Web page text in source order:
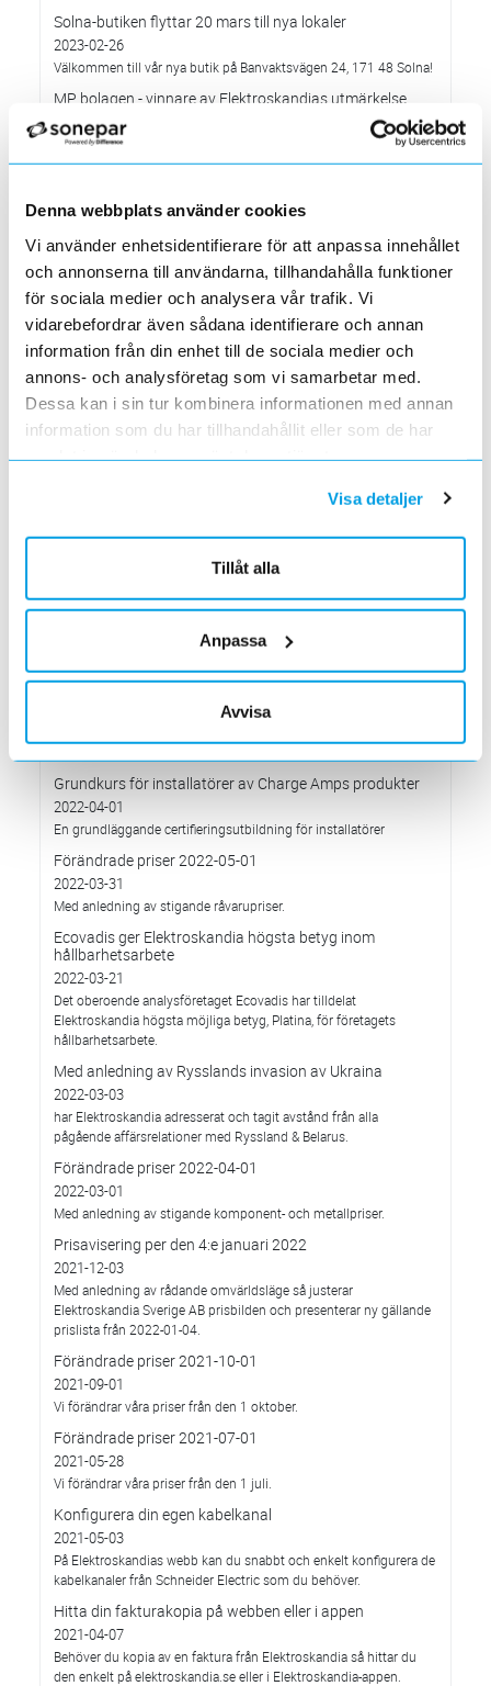
Denna webbplats använder cookies
Vi använder enhetsidentifierare för att anpassa innehållet
och annonserna till användarna, tillhandahålla funktioner
för sociala medier och analysera vår trafik. Vi
vidarebefordrar även sådana identifierare och annan
information från din enhet till de sociala medier och
annons- och analysföretag som vi samarbetar med.
Dessa kan i sin tur kombinera informationen med annan
information som du har tillhandahållit eller som de har
samlat in när du har använt deras tjänster.
Visa detaljer
Tillåt alla
Anpassa
Avvisa
Solna-butiken flyttar 20 mars till nya lokaler
2023-02-26
Välkommen till vår nya butik på Banvaktsvägen 24, 171 48 Solna!
MP bolagen - vinnare av Elektroskandias utmärkelse
2023-02-10
Söndagen den 29 januari mellan 16.00 och c:a 18.30
Elektroskandia – ny Officiell Partner i världens största
fotbollsturnering för ungdomar
2023-01-20
Förändringar på Kassasidan
2023-01-10
Förändrade priser 2023-01-03
2022-11-30
Elektroskandia Täby flyttar den 31 oktober
2022-10-27
2022-10-05
Förändrade priser 2022-10-04
2022-09-04
Välkommen till våra nya lokaler i Södertälje
2022-05-31
2022-05-27
Grundkurs för installatörer av Charge Amps produkter
2022-04-01
En grundläggande certifieringsutbildning för installatörer
Förändrade priser 2022-05-01
2022-03-31
Med anledning av stigande råvarupriser.
Ecovadis ger Elektroskandia högsta betyg inom
hållbarhetsarbete
2022-03-21
Det oberoende analysföretaget Ecovadis har tilldelat
Elektroskandia högsta möjliga betyg, Platina, för företagets
hållbarhetsarbete.
Med anledning av Rysslands invasion av Ukraina
2022-03-03
har Elektroskandia adresserat och tagit avstånd från alla
pågående affärsrelationer med Ryssland & Belarus.
Förändrade priser 2022-04-01
2022-03-01
Med anledning av stigande komponent- och metallpriser.
Prisavisering per den 4:e januari 2022
2021-12-03
Med anledning av rådande omvärldsläge så justerar
Elektroskandia Sverige AB prisbilden och presenterar ny gällande
prislista från 2022-01-04.
Förändrade priser 2021-10-01
2021-09-01
Vi förändrar våra priser från den 1 oktober.
Förändrade priser 2021-07-01
2021-05-28
Vi förändrar våra priser från den 1 juli.
Konfigurera din egen kabelkanal
2021-05-03
På Elektroskandias webb kan du snabbt och enkelt konfigurera de
kabelkanaler från Schneider Electric som du behöver.
Hitta din fakturakopia på webben eller i appen
2021-04-07
Behöver du kopia av en faktura från Elektroskandia så hittar du
den enkelt på elektroskandia.se eller i Elektro­skandia-appen.